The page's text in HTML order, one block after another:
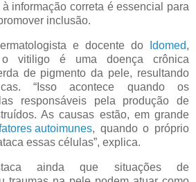
informação correta é essencial para
inclusão.
e docente do Idomed,
vitiligo é uma doença crônica
de pigmento da pele, resultando
“Isso acontece quando os
responsáveis pela produção de
As causas estão, em grande
autoimunes, quando o próprio
essas células”, explica.
ainda que situações de